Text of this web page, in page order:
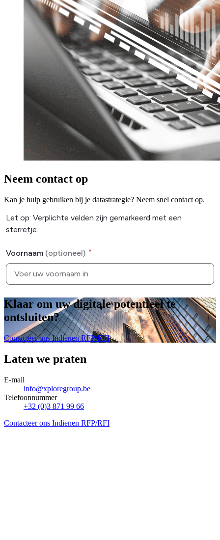
Neem contact op
Kan je hulp gebruiken bij je datastrategie? Neem snel contact op.
Klaar om uw digitale potentieel te
ontsluiten?
Contacteer onsIndienen RFP/RFI
Laten we praten
E-mail
info@xploregroup.be
Telefoonnummer
+32 (0)3 871 99 66
Contacteer ons Indienen RFP/RFI